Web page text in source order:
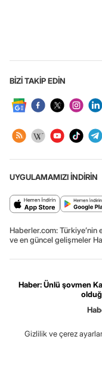
BİZİ TAKİP EDİN
UYGULAMAMIZI İNDİRİN
Haberler.com:
ve en güncel gelişmeler
Haber: Ünlü şovmen
Gizlilik ve çerez